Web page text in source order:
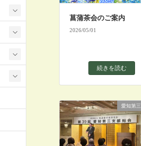
菖蒲茶会のご案内
2026/05/01
続きを読む
愛知第三